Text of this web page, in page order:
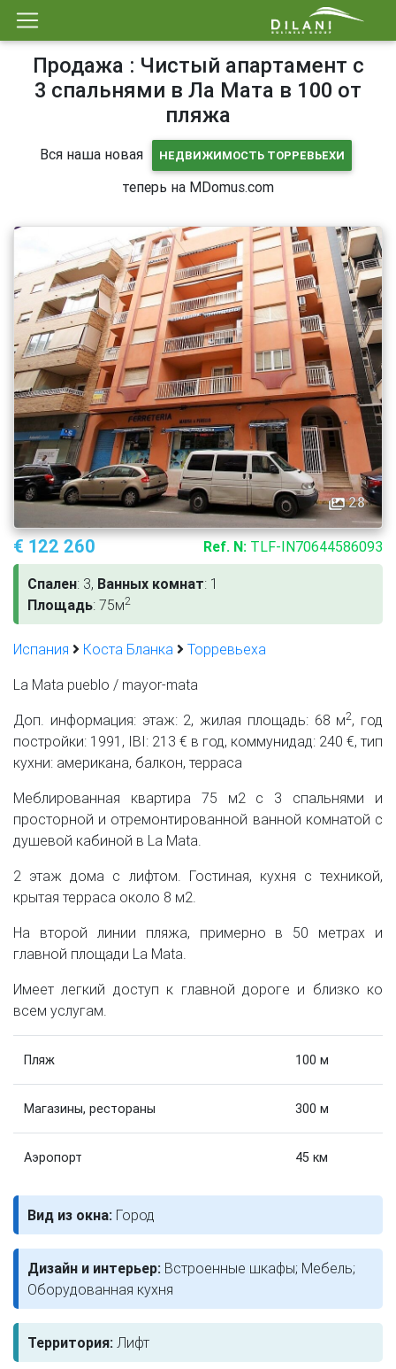
Продажа : Чистый апартамент с
3 спальнями в Ла Мата в 100 от
пляжа
Вся наша новая НЕДВИЖИМОСТЬ ТОРРЕВЬЕХИ
теперь на MDomus.com
28
€ 122 260 Ref. N: TLF-IN70644586093
Спален: 3, Ванных комнат: 1
Площадь: 75м2
Испания Коста Бланка
Торревьеха
La Mata pueblo / mayor-mata
Доп. информация: этаж: 2, жилая площадь: 68 м2, год
постройки: 1991, IBI: 213 € в год, коммунидад: 240 €, тип
кухни: американа, балкон, терраса
Меблированная квартира 75 м2 с 3 спальнями и
просторной и отремонтированной ванной комнатой с
душевой кабиной в La Mata.
2 этаж дома с лифтом. Гостиная, кухня с техникой,
крытая терраса около 8 м2.
На второй линии пляжа, примерно в 50 метрах и
главной площади La Mata.
Имеет легкий доступ к главной дороге и близко ко
всем услугам.
Пляж 100 м
Магазины, рестораны 300 м
Аэропорт 45 км
Вид из окна: Город
Дизайн и интерьер: Встроенные шкафы; Мебель;
Оборудованная кухня
Территория: Лифт